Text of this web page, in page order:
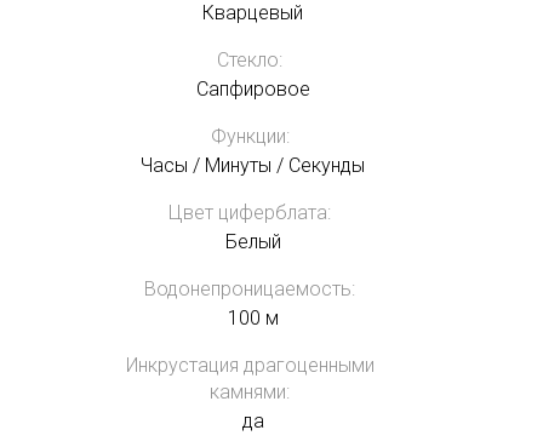
Кварцевый
Стекло:
Сапфировое
Функции:
Часы / Минуты / Секунды
Цвет циферблата:
Белый
Водонепроницаемость:
100 м
Инкрустация драгоценными
камнями:
да